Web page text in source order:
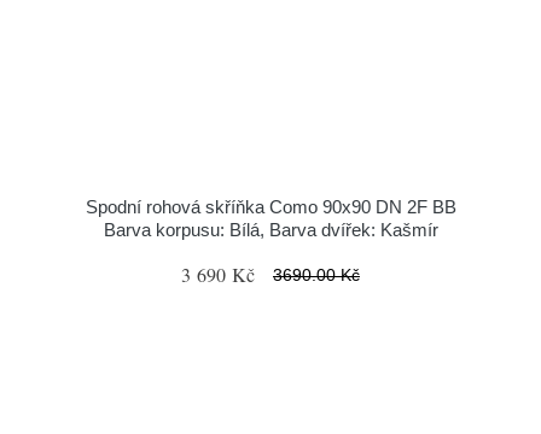
Spodní rohová skříňka Como 90x90 DN 2F BB
Barva korpusu: Bílá, Barva dvířek: Kašmír
3 690 Kč 3690.00 Kč